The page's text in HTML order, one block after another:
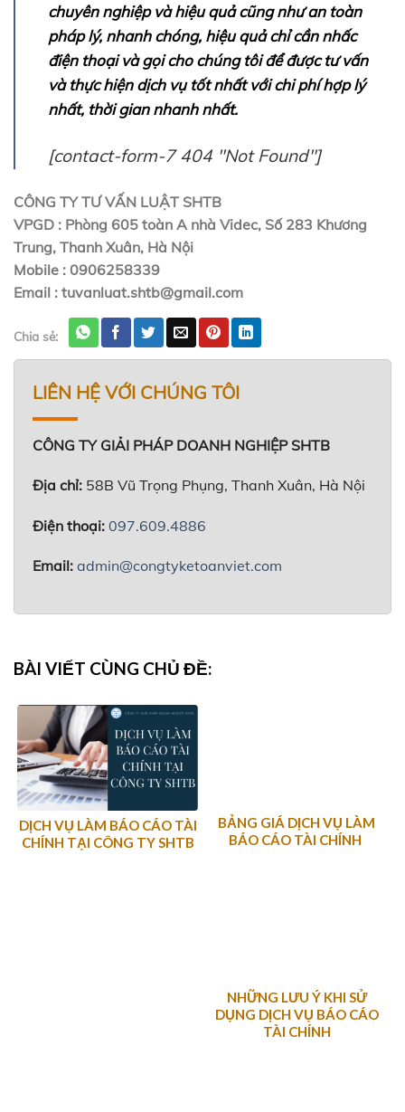
chuyên nghiệp và hiệu quả cũng như an toàn
pháp lý, nhanh chóng, hiệu quả chỉ cần nhấc
điện thoại và gọi cho chúng tôi để được tư vấn
và thực hiện dịch vụ tốt nhất với chi phí hợp lý
nhất, thời gian nhanh nhất.
[contact-form-7 404 "Not Found"]
CÔNG TY TƯ VẤN LUẬT SHTB
VPGD : Phòng 605 toàn A nhà Videc, Số 283 Khương
Trung, Thanh Xuân, Hà Nội
Mobile : 0906258339
Email : tuvanluat.shtb@gmail.com
Chia sẻ:
LIÊN HỆ VỚI CHÚNG TÔI
CÔNG TY GIẢI PHÁP DOANH NGHIỆP SHTB
Địa chỉ: 58B Vũ Trọng Phụng, Thanh Xuân, Hà Nội
Điện thoại: 097.609.4886
Email: admin@congtyketoanviet.com
BÀI VIẾT CÙNG CHỦ ĐỀ:
DỊCH VỤ LÀM BÁO CÁO TÀI
CHÍNH TẠI CÔNG TY SHTB
BẢNG GIÁ DỊCH VỤ LÀM
BÁO CÁO TÀI CHÍNH
NHỮNG LƯU Ý KHI SỬ
DỤNG DỊCH VỤ BÁO CÁO
TÀI CHÍNH